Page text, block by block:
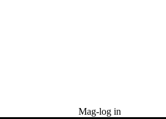
Mag-log in